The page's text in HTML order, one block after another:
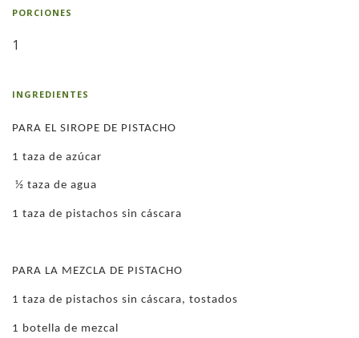
PORCIONES
1
INGREDIENTES
PARA EL SIROPE DE PISTACHO
1 taza de azúcar
½ taza de agua
1 taza de pistachos sin cáscara
PARA LA MEZCLA DE PISTACHO
1 taza de pistachos sin cáscara, tostados
1 botella de mezcal